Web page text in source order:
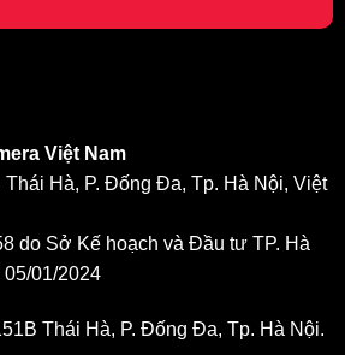
Việt Nam
Hà, P. Đống Đa, Tp. Hà Nội, Việt
do Sở Kế hoạch và Đầu tư TP. Hà
05/01/2024
Thái Hà, P. Đống Đa, Tp. Hà Nội.